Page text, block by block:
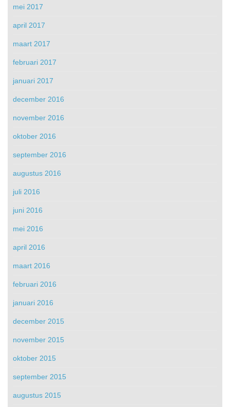
mei 2017
april 2017
maart 2017
februari 2017
januari 2017
december 2016
november 2016
oktober 2016
september 2016
augustus 2016
juli 2016
juni 2016
mei 2016
april 2016
maart 2016
februari 2016
januari 2016
december 2015
november 2015
oktober 2015
september 2015
augustus 2015